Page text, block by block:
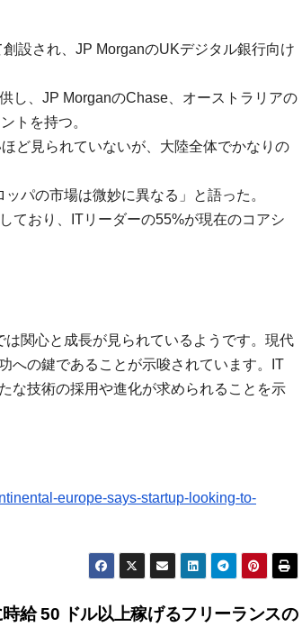
設され、JP MorganのUKデジタル銀行向け
し、JP MorganのChase、オーストラリアの
トを持つ。
ど見られていないが、大陸全体でかなりの
パの市場は微妙に異なる」と語った。
ており、ITリーダーの55%が現在のコアシ
関心と成長が見られているようです。現代
への鍵であることが示唆されています。IT
な技術の採用や進化が求められることを示
europe-says-startup-looking-to-
給 50 ドル以上稼げるフリーランスの